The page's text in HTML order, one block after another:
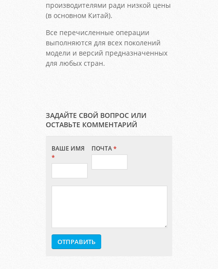
производителями ради низкой цены
(в основном Китай).
Все перечисленные операции
выполняются для всех поколений
модели и версий предназначенных
для любых стран.
ЗАДАЙТЕ СВОЙ ВОПРОС ИЛИ
ОСТАВЬТЕ КОММЕНТАРИЙ
ВАШЕ ИМЯ
*
ПОЧТА*